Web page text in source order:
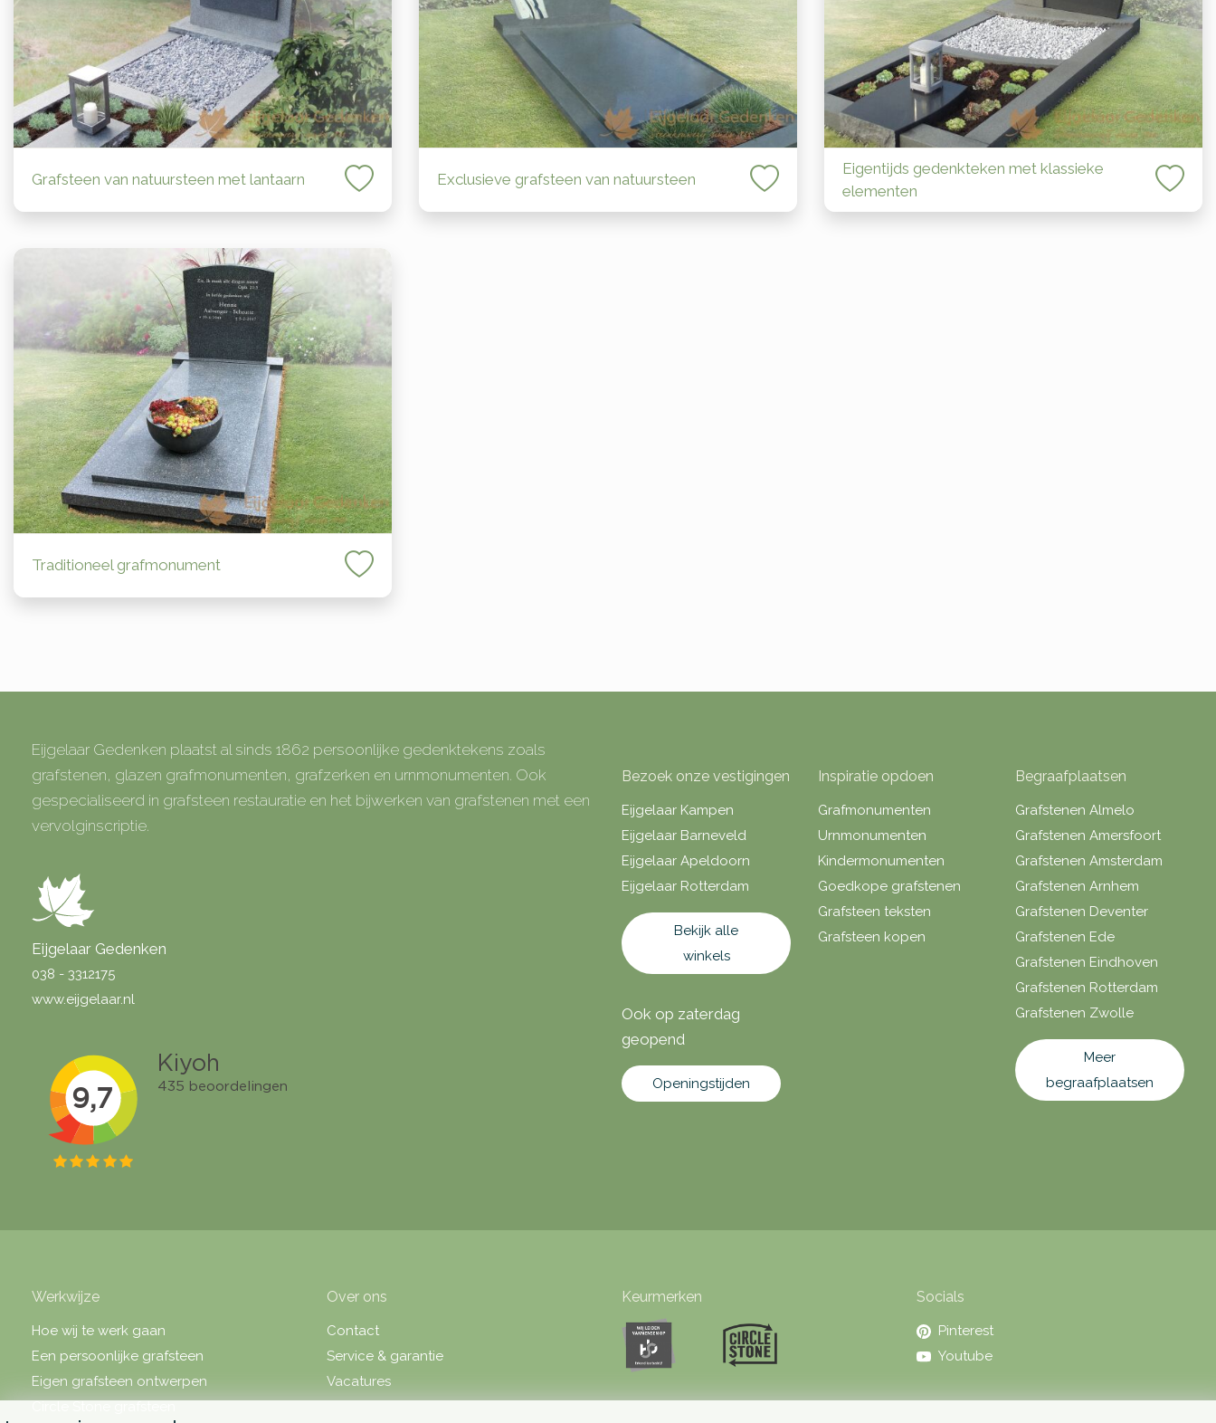
Grafsteen van natuursteen met lantaarn Exclusieve grafsteen van natuursteen
Eigentijds gedenkteken met klassieke
elementen
Traditioneel grafmonument
Eijgelaar Gedenken plaatst al sinds 1862 persoonlijke gedenktekens zoals
grafstenen, glazen grafmonumenten, grafzerken en urnmonumenten. Ook
gespecialiseerd in grafsteen restauratie en het bijwerken van grafstenen met een
vervolginscriptie.
Eijgelaar Gedenken
038 - 3312175
www.eijgelaar.nl
Bezoek onze vestigingen
Eijgelaar Kampen
Eijgelaar Barneveld
Eijgelaar Apeldoorn
Eijgelaar Rotterdam
Bekijk alle
winkels
Ook op zaterdag
geopend
Openingstijden
Inspiratie opdoen
Grafmonumenten
Urnmonumenten
Kindermonumenten
Goedkope grafstenen
Grafsteen teksten
Grafsteen kopen
Begraafplaatsen
Grafstenen Almelo
Grafstenen Amersfoort
Grafstenen Amsterdam
Grafstenen Arnhem
Grafstenen Deventer
Grafstenen Ede
Grafstenen Eindhoven
Grafstenen Rotterdam
Grafstenen Zwolle
Meer
begraafplaatsen
Werkwijze
Hoe wij te werk gaan
Een persoonlijke grafsteen
Eigen grafsteen ontwerpen
Over ons
Contact
Service & garantie
Vacatures
Keurmerken Socials
Pinterest
Youtube